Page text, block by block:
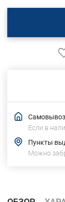
Если в
Пункты
Можно